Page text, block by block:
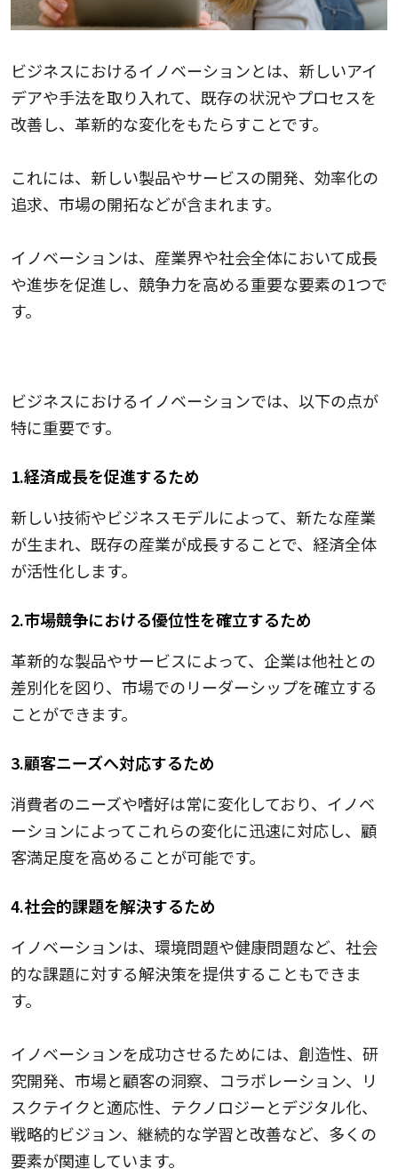
ビジネスにおけるイノベーションとは、新しいアイ
デアや手法を取り入れて、既存の状況やプロセスを
改善し、革新的な変化をもたらすことです。
これには、新しい製品やサービスの開発、効率化の
追求、市場の開拓などが含まれます。
イノベーションは、産業界や社会全体において成長
や進歩を促進し、競争力を高める重要な要素の1つで
す。
ビジネスにおけるイノベーションでは、以下の点が
特に重要です。
1.経済成長を促進するため
新しい技術やビジネスモデルによって、新たな産業
が生まれ、既存の産業が成長することで、経済全体
が活性化します。
2.市場競争における優位性を確立するため
革新的な製品やサービスによって、企業は他社との
差別化を図り、市場でのリーダーシップを確立する
ことができます。
3.顧客ニーズへ対応するため
消費者のニーズや嗜好は常に変化しており、イノベ
ーションによってこれらの変化に迅速に対応し、顧
客満足度を高めることが可能です。
4.社会的課題を解決するため
イノベーションは、環境問題や健康問題など、社会
的な課題に対する解決策を提供することもできま
す。
イノベーションを成功させるためには、創造性、研
究開発、市場と顧客の洞察、コラボレーション、リ
スクテイクと適応性、テクノロジーとデジタル化、
戦略的ビジョン、継続的な学習と改善など、多くの
要素が関連しています。